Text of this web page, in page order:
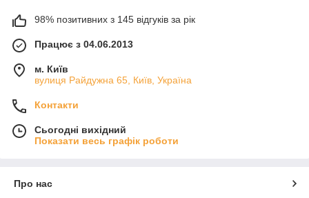
98% позитивних з 145 відгуків за рік
Працює з 04.06.2013
м. Київ
вулиця Райдужна 65, Київ, Україна
Контакти
Сьогодні вихідний
Показати весь графік роботи
Про нас